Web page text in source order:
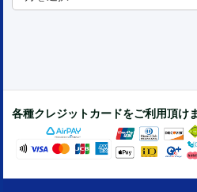
各種クレジットカードをご利用頂けま